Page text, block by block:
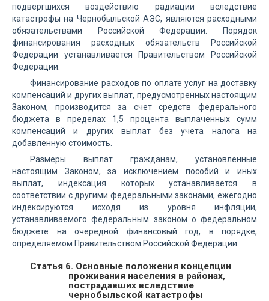
подвергшихся воздействию радиации вследствие
катастрофы на Чернобыльской АЭС, являются расходными
обязательствами Российской Федерации. Порядок
финансирования расходных обязательств Российской
Федерации устанавливается Правительством Российской
Федерации.
Финансирование расходов по оплате услуг на доставку
компенсаций и других выплат, предусмотренных настоящим
Законом, производится за счет средств федерального
бюджета в пределах 1,5 процента выплаченных сумм
компенсаций и других выплат без учета налога на
добавленную стоимость.
Размеры выплат гражданам, установленные
настоящим Законом, за исключением пособий и иных
выплат, индексация которых устанавливается в
соответствии с другими федеральными законами, ежегодно
индексируются исходя из уровня инфляции,
устанавливаемого федеральным законом о федеральном
бюджете на очередной финансовый год, в порядке,
определяемом Правительством Российской Федерации.
Статья 6. Основные положения концепции
проживания населения в районах,
пострадавших вследствие
чернобыльской катастрофы